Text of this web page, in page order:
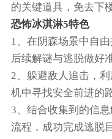
的关键道具，免去下
恐怖冰淇淋5特色
1、在阴森场景中自
后续解谜与逃脱做好
2、躲避敌人追击，
机中寻找安全前进的
3、结合收集到的信
流程，成功完成逃脱